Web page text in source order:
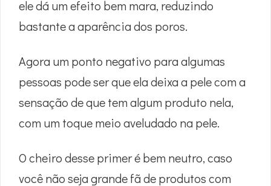
ele dá um efeito bem mara, reduzindo
bastante a aparência dos poros.
Agora um ponto negativo para algumas
pessoas pode ser que ela deixa a pele com a
sensação de que tem algum produto nela,
com um toque meio aveludado na pele.
O cheiro desse primer é bem neutro, caso
você não seja grande fã de produtos com